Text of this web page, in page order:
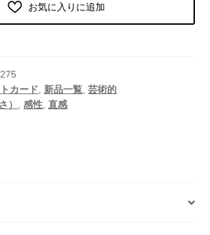
お気に入りに追加
カード 新品一覧 ,芸術的
） ,感性 ,直感